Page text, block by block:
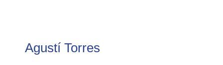
Agustí Torres